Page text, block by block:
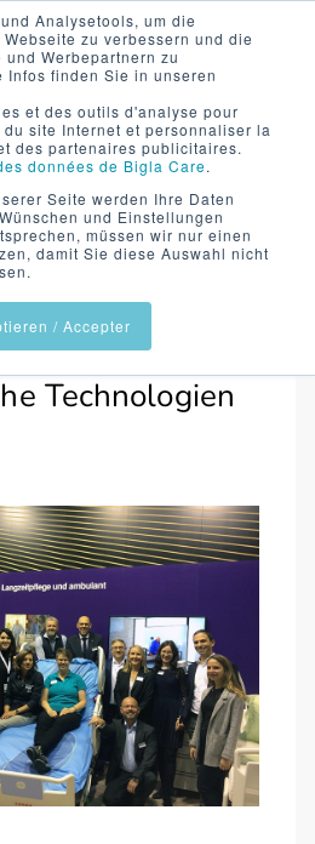
Analysetools, um die
zu verbessern und die
Werbepartnern zu
finden Sie in unseren
et des outils d'analyse pour
site Internet et personnaliser la
des partenaires publicitaires.
données de Bigla Care.
Seite werden Ihre Daten
und Einstellungen
müssen wir nur einen
damit Sie diese Auswahl nicht
/ Accepter
Spitalbett
Еrgonomie
und
Technologien